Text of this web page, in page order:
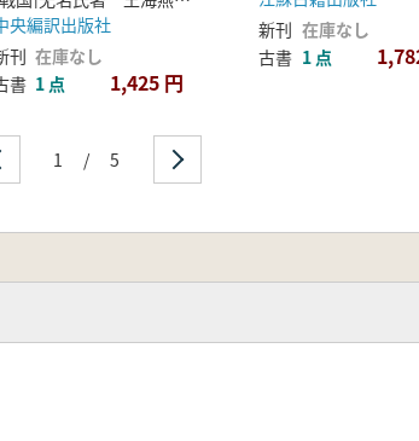
央編訳出版社
刊 在庫なし
書 1 点 1,425 円
新刊 在庫なし
古書 1 点
1 / 5